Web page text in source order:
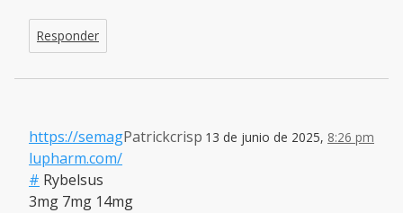
Responder
Patrickcrisp 13 de junio de 2025, 8:26 pm
https://semag
lupharm.com/
# Rybelsus
3mg 7mg 14mg